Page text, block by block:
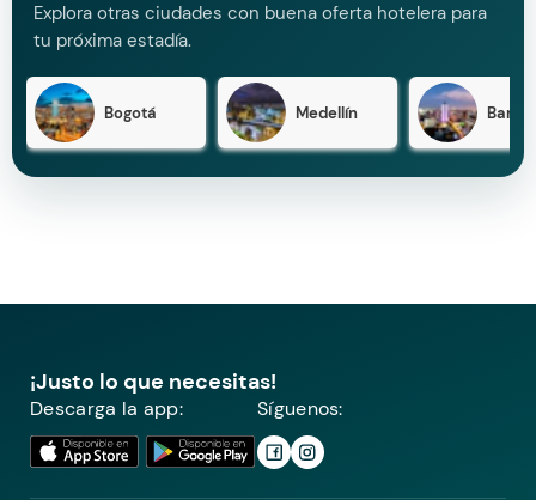
Explora otras ciudades con buena oferta hotelera para
tu próxima estadía.
Bogotá Medellín
¡Justo lo que necesitas!
Descarga la app: Síguenos: